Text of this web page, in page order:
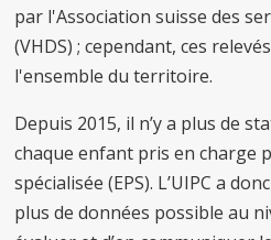
par l'Association suisse des
(VHDS) ; cependant, ces
l'ensemble du territoire.
Depuis 2015, il n’y a plus de
chaque enfant pris en charge
spécialisée (EPS). L’UIPC a
plus de données possible au